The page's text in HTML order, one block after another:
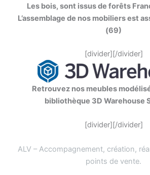
Les bois, sont issus de forêts
L’assemblage de nos mobiliers est
(69)
[divider][/divider]
Retrouvez nos meubles
bibliothèque 3D Warehouse
[divider][/divider]
ALV – Accompagnement, création,
points de vente.